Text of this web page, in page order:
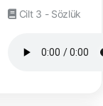
Cilt 3 - Sözlük